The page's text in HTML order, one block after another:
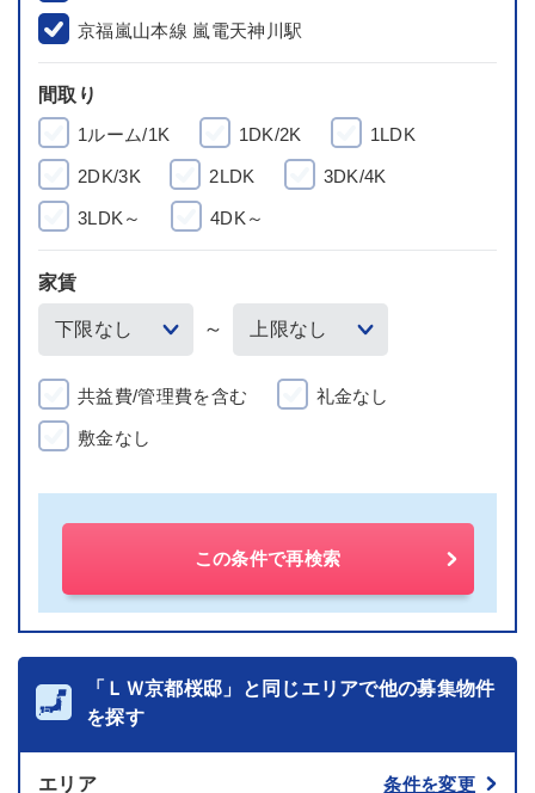
京福嵐山本線 嵐電天神川駅
間取り
1ルーム/1K
1DK/2K 1LDK
2DK/3K 2LDK 3DK/4K
3LDK～ 4DK～
家賃
～
共益費/管理費を含む 礼金なし
敷金なし
この条件で再検索
「ＬＷ京都桜邸」と同じエリアで他の募集物件
を探す
エリア 条件を変更